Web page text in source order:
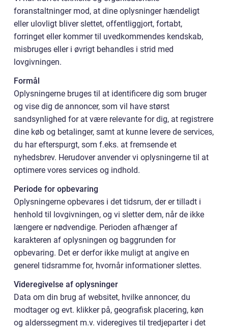
foranstaltninger mod, at dine oplysninger hændeligt
eller ulovligt bliver slettet, offentliggjort, fortabt,
forringet eller kommer til uvedkommendes kendskab,
misbruges eller i øvrigt behandles i strid med
lovgivningen.
Formål
Oplysningerne bruges til at identificere dig som bruger
og vise dig de annoncer, som vil have størst
sandsynlighed for at være relevante for dig, at registrere
dine køb og betalinger, samt at kunne levere de services,
du har efterspurgt, som f.eks. at fremsende et
nyhedsbrev. Herudover anvender vi oplysningerne til at
optimere vores services og indhold.
Periode for opbevaring
Oplysningerne opbevares i det tidsrum, der er tilladt i
henhold til lovgivningen, og vi sletter dem, når de ikke
længere er nødvendige. Perioden afhænger af
karakteren af oplysningen og baggrunden for
opbevaring. Det er derfor ikke muligt at angive en
generel tidsramme for, hvornår informationer slettes.
Videregivelse af oplysninger
Data om din brug af websitet, hvilke annoncer, du
modtager og evt. klikker på, geografisk placering, køn
og alderssegment m.v. videregives til tredjeparter i det